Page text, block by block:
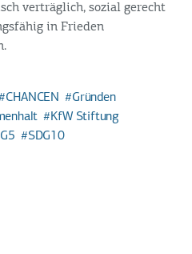
verträglich, sozial gerecht
in Frieden
CHANCEN
Gründen
KfW Stiftung
SDG10